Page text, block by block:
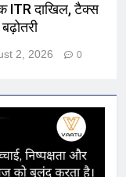
ITR दाखिल, टैक्स
2, 2026 0